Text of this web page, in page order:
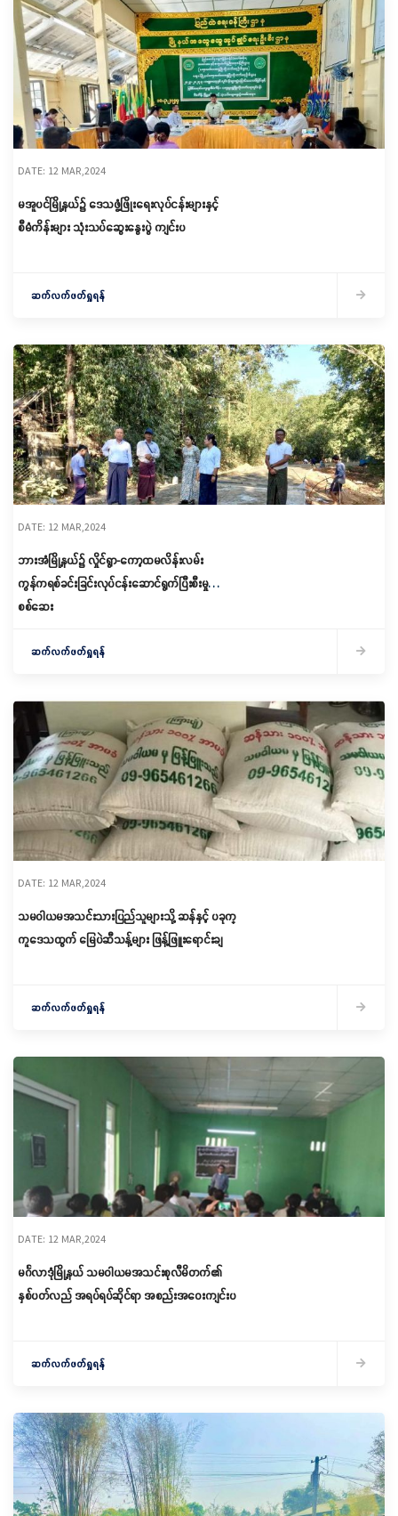
DATE: 12 MAR,2024
မအူပင်မြို့နယ်၌ ဒေသဖွံ့ဖြိုးရေးလုပ်ငန်းများနှင့်
စီမံကိန်းများ သုံးသပ်ဆွေးနွေးပွဲ ကျင်းပ
ဆက်လက်ဖတ်ရှုရန်
DATE: 12 MAR,2024
ဘားအံမြို့နယ်၌ လှိုင်ရွာ-ကော့ထမလိန်းလမ်း
ကွန်ကရစ်ခင်းခြင်းလုပ်ငန်းဆောင်ရွက်ပြီးစီးမှု
စစ်ဆေး
ဆက်လက်ဖတ်ရှုရန်
DATE: 12 MAR,2024
သမဝါယမအသင်းသားပြည်သူများသို့ ဆန်နှင့် ပခုက္
ကူဒေသထွက် မြေပဲဆီသန့်များ ဖြန့်ဖြူးရောင်းချ
ဆက်လက်ဖတ်ရှုရန်
DATE: 12 MAR,2024
မင်္ဂလာဒုံမြို့နယ် သမဝါယမအသင်းစုလီမိတက်၏
နှစ်ပတ်လည် အရပ်ရပ်ဆိုင်ရာ အစည်းအဝေးကျင်းပ
ဆက်လက်ဖတ်ရှုရန်